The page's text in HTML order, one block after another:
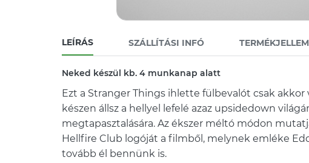
LEÍRÁS SZÁLLÍTÁSI INFÓ
Neked készül kb. 4 munkanap alatt
Ezt a Stranger Things ihlette fülbevalót csak akkor
készen állsz a hellyel lefelé azaz upsidedown
megtapasztalására. Az ékszer méltó módon
Hellfire Club logóját a filmből, melynek emléke
tovább él bennünk is.